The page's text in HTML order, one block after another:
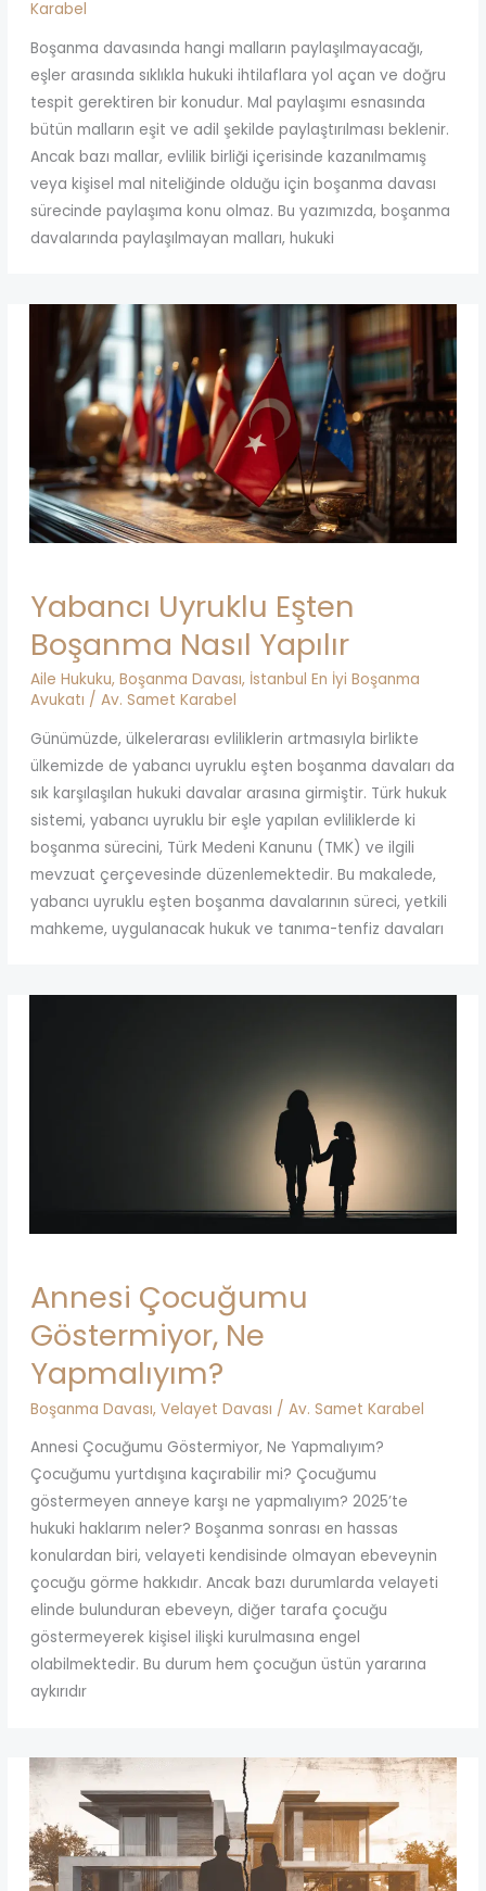
Karabel
Boşanma davasında hangi malların paylaşılmayacağı,
eşler arasında sıklıkla hukuki ihtilaflara yol açan ve doğru
tespit gerektiren bir konudur. Mal paylaşımı esnasında
bütün malların eşit ve adil şekilde paylaştırılması beklenir.
Ancak bazı mallar, evlilik birliği içerisinde kazanılmamış
veya kişisel mal niteliğinde olduğu için boşanma davası
sürecinde paylaşıma konu olmaz. Bu yazımızda, boşanma
davalarında paylaşılmayan malları, hukuki
Yabancı Uyruklu Eşten
Boşanma Nasıl Yapılır
Aile Hukuku, Boşanma Davası, İstanbul En İyi Boşanma
Avukatı / Av. Samet Karabel
Günümüzde, ülkelerarası evliliklerin artmasıyla birlikte
ülkemizde de yabancı uyruklu eşten boşanma davaları da
sık karşılaşılan hukuki davalar arasına girmiştir. Türk hukuk
sistemi, yabancı uyruklu bir eşle yapılan evliliklerde ki
boşanma sürecini, Türk Medeni Kanunu (TMK) ve ilgili
mevzuat çerçevesinde düzenlemektedir. Bu makalede,
yabancı uyruklu eşten boşanma davalarının süreci, yetkili
mahkeme, uygulanacak hukuk ve tanıma-tenfiz davaları
Annesi Çocuğumu
Göstermiyor, Ne
Yapmalıyım?
Boşanma Davası, Velayet Davası / Av. Samet Karabel
Annesi Çocuğumu Göstermiyor, Ne Yapmalıyım?
Çocuğumu yurtdışına kaçırabilir mi? Çocuğumu
göstermeyen anneye karşı ne yapmalıyım? 2025’te
hukuki haklarım neler? Boşanma sonrası en hassas
konulardan biri, velayeti kendisinde olmayan ebeveynin
çocuğu görme hakkıdır. Ancak bazı durumlarda velayeti
elinde bulunduran ebeveyn, diğer tarafa çocuğu
göstermeyerek kişisel ilişki kurulmasına engel
olabilmektedir. Bu durum hem çocuğun üstün yararına
aykırıdır